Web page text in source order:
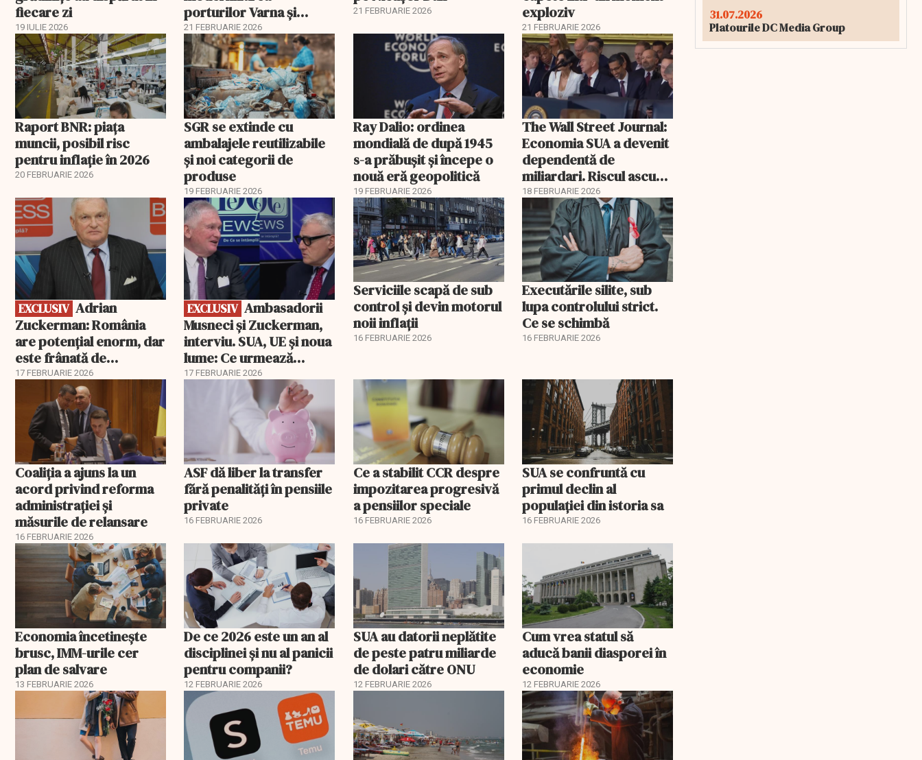
fiecare zi
19 IULIE 2026
porturilor Varna și
Burgas
21 FEBRUARIE 2026
21 FEBRUARIE 2026
exploziv
21 FEBRUARIE 2026
Raport BNR: piața
muncii, posibil risc
pentru inflație în 2026
20 FEBRUARIE 2026
SGR se extinde cu
ambalajele reutilizabile
și noi categorii de
produse
19 FEBRUARIE 2026
Ray Dalio: ordinea
mondială de după 1945
s-a prăbușit și începe o
nouă eră geopolitică
19 FEBRUARIE 2026
The Wall Street Journal:
Economia SUA a devenit
dependentă de
miliardari. Riscul ascuns
pentru burse și consum
18 FEBRUARIE 2026
EXCLUSIV
EXCLUSIV
Zuckerman: România
are potențial enorm, dar
este frânată de
corupție, companii de
stat și influența
propagandei ruse
17 FEBRUARIE 2026
EXCLUSIV
EXCLUSIV Ambasadorii
Musneci și Zuckerman,
interviu. SUA, UE și noua
lume: Ce urmează
pentru România
17 FEBRUARIE 2026
Serviciile scapă de sub
control și devin motorul
noii inflații
16 FEBRUARIE 2026
Executările silite, sub
lupa controlului strict.
Ce se schimbă
16 FEBRUARIE 2026
Coaliția a ajuns la un
acord privind reforma
administrației și
măsurile de relansare
16 FEBRUARIE 2026
ASF dă liber la transfer
fără penalități în pensiile
private
16 FEBRUARIE 2026
Ce a stabilit CCR despre
impozitarea progresivă
a pensiilor speciale
16 FEBRUARIE 2026
SUA se confruntă cu
primul declin al
populației din istoria sa
16 FEBRUARIE 2026
Economia încetinește
brusc, IMM-urile cer
plan de salvare
13 FEBRUARIE 2026
De ce 2026 este un an al
disciplinei și nu al panicii
pentru companii?
12 FEBRUARIE 2026
SUA au datorii neplătite
de peste patru miliarde
de dolari către ONU
12 FEBRUARIE 2026
Cum vrea statul să
aducă banii diasporei în
economie
12 FEBRUARIE 2026
31.07.2026
Platourile DC Media Group